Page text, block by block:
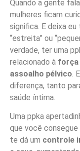
Quando a gente
mulheres ficam
significa. E deixa
“estreita” ou
verdade, ter uma
relacionado à força
assoalho pélvico.
diferença, tanto
saúde íntima.
Uma ppka
que você
te dá um controle